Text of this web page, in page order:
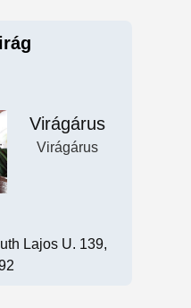
Virágárus
Virágárus
Lajos U. 139,